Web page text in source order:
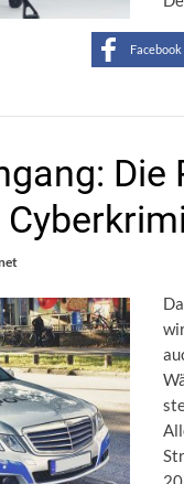
Facebook